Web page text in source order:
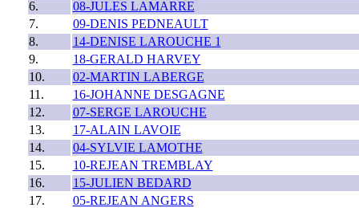
6.
08-JULES LAMARRE
7.
09-DENIS PEDNEAULT
8.
14-DENISE LAROUCHE 1
9.
18-GERALD HARVEY
10.
02-MARTIN LABERGE
11.
16-JOHANNE DESGAGNE
12.
07-SERGE LAROUCHE
13.
17-ALAIN LAVOIE
14.
04-SYLVIE LAMOTHE
15.
10-REJEAN TREMBLAY
16.
15-JULIEN BEDARD
17.
05-REJEAN ANGERS